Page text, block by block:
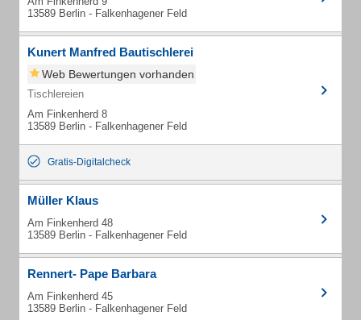
13589 Berlin - Falkenhagener Feld
Kunert Manfred Bautischlerei
Web Bewertungen vorhanden
Tischlereien
Am Finkenherd 8
13589 Berlin - Falkenhagener Feld
Gratis-Digitalcheck
Müller Klaus
Am Finkenherd 48
13589 Berlin - Falkenhagener Feld
Rennert- Pape Barbara
Am Finkenherd 45
13589 Berlin - Falkenhagener Feld